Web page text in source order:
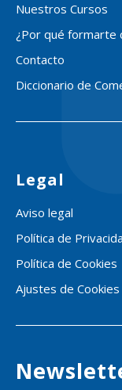
Nuestros Cursos
¿Por qué formarte
Contacto
Diccionario de
Legal
Aviso legal
Política de
Política de Cookies
Ajustes de Cookies